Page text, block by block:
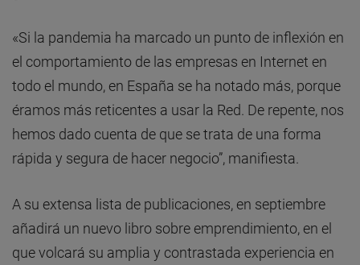
«Si la pandemia ha marcado un punto de inflexión en
el comportamiento de las empresas en Internet en
todo el mundo, en España se ha notado más, porque
éramos más reticentes a usar la Red. De repente, nos
hemos dado cuenta de que se trata de una forma
rápida y segura de hacer negocio”, manifiesta.
A su extensa lista de publicaciones, en septiembre
añadirá un nuevo libro sobre emprendimiento, en el
que volcará su amplia y contrastada experiencia en